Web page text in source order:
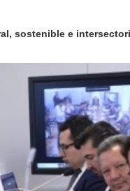
sostenible e